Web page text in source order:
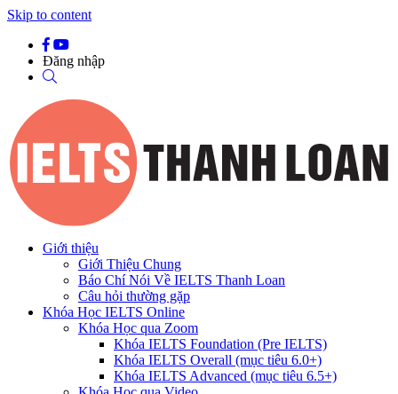
Skip to content
Đăng nhập
Giới thiệu
Giới Thiệu Chung
Báo Chí Nói Về IELTS Thanh Loan
Câu hỏi thường gặp
Khóa Học IELTS Online
Khóa Học qua Zoom
Khóa IELTS Foundation (Pre IELTS)
Khóa IELTS Overall (mục tiêu 6.0+)
Khóa IELTS Advanced (mục tiêu 6.5+)